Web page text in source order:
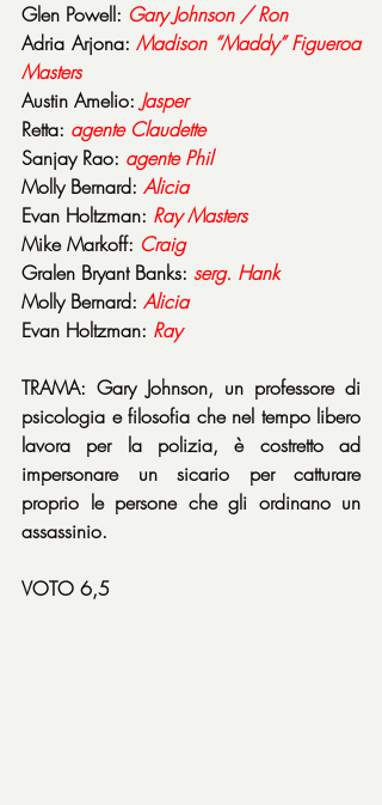
Glen Powell: Gary Johnson / Ron
Adria Arjona: Madison “Maddy” Figueroa
Masters
Austin Amelio: Jasper
Retta: agente Claudette
Sanjay Rao: agente Phil
Molly Bernard: Alicia
Evan Holtzman: Ray Masters
Mike Markoff: Craig
Gralen Bryant Banks: serg. Hank
Molly Bernard: Alicia
Evan Holtzman: Ray
TRAMA: Gary Johnson, un professore di
psicologia e filosofia che nel tempo libero
lavora per la polizia, è costretto ad
impersonare un sicario per catturare
proprio le persone che gli ordinano un
assassinio.
VOTO 6,5